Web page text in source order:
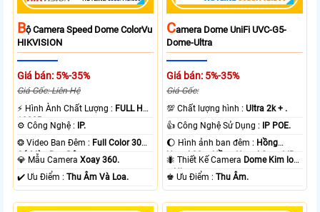
BỘ Camera Speed Dome ColorVu
HIKVISION
Giá bán: 5%-35%
Giá Gốc: Liên Hệ
️⚡ Hình Ành Chất Lượng : FULL HD
1080P .
⚙ Công Nghệ :
IP.
❂ Video Ban Đêm : Full Color 30m
Có Màu Ban Ðêm.
💎 Mẫu CameraXoay 360.
️✔️ Ưu Điểm :Thu Âm Và Loa.
CAmera Dome UniFi UVC-G5-
Dome-Ultra
Giá bán: 5%-35%
Giá Gốc:
💯 Chất lượng hình :Ultra 2k + .
👍 Công Nghệ Sử Dụng :
IP POE.
🌔 Hình ảnh ban đêm : Hồng
Ngoại 20m Hồng Ngoại Smart IR.
🐜 Thiết Kế Camera Dome Kim loại
+ Nhựa.
️♚ Ưu Điểm :Thu Âm.